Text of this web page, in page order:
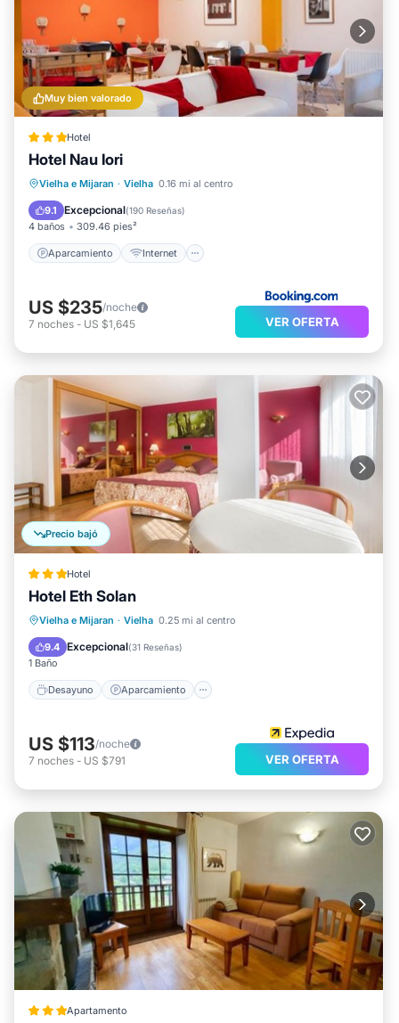
Muy bien valorado
Hotel
Hotel Nau Iori
Vielha e Mijaran · Vielha 0.16 mi al centro
9.1 Excepcional(190 Reseñas)
4 baños 309.46 pies²
Aparcamiento Internet
Aparcamiento
Internet
Apto para niños
US $235/noche
7 noches - US $1,645 VER OFERTA
Precio bajó
Hotel
Hotel Eth Solan
Vielha e Mijaran · Vielha 0.25 mi al centro
9.4 Excepcional(31 Reseñas)
1 Baño
Desayuno Aparcamiento
Desayuno Aparcamiento
Esquí
US $113/noche
7 noches - US $791 VER OFERTA
Apartamento